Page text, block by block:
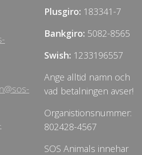
Plusgiro: 183341-7
Bankgiro: 5082-8565
Swish: 1233196557
Ange alltid namn och
vad betalningen avser!
Organistionsnummer:
802428-4567
SOS Animals innehar